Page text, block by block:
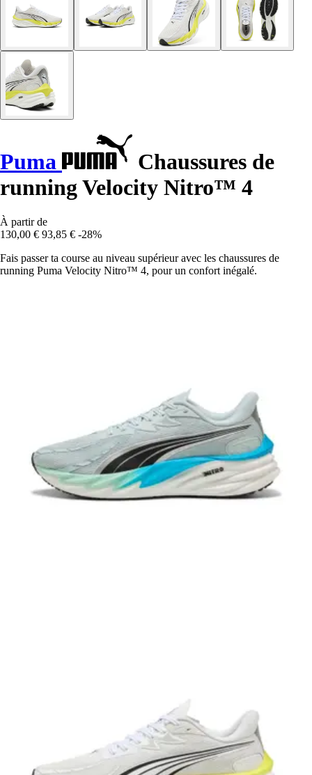
Puma
Chaussures de
running Velocity Nitro™ 4
À partir de
130,00 € 93,85 € -28%
Fais passer ta course au niveau supérieur avec les chaussures de
running Puma Velocity Nitro™ 4, pour un confort inégalé.